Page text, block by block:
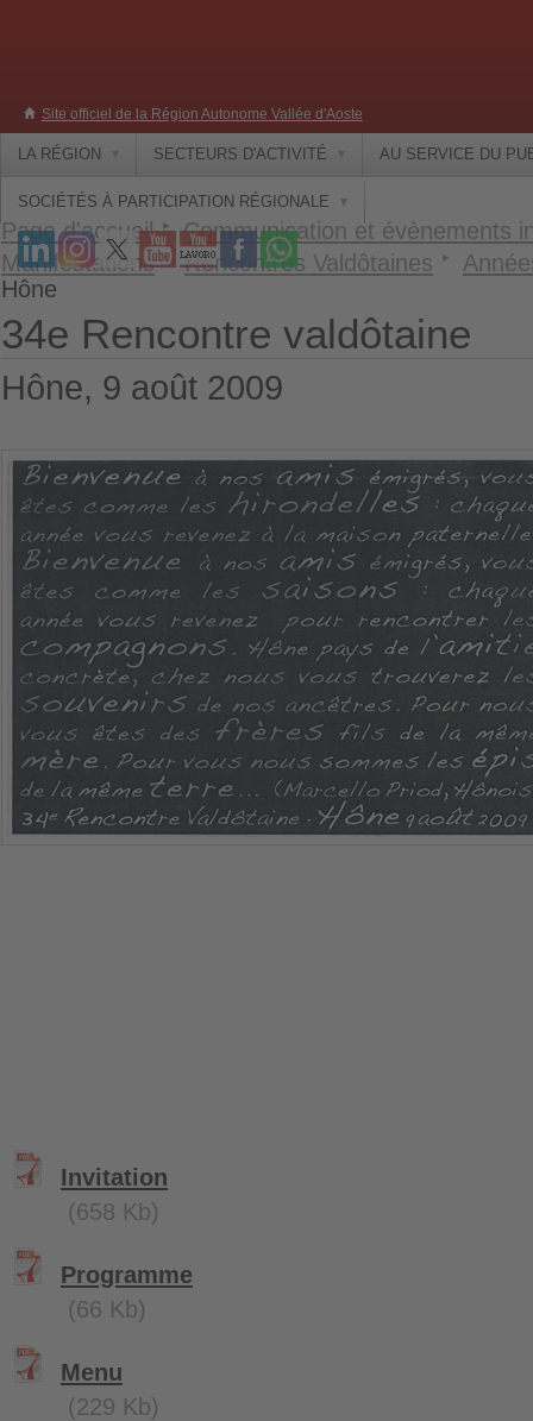
Site officiel de la Région Autonome Vallée d'Aoste
LA RÉGION SECTEURS D'ACTIVITÉ AU SERVICE DU
SOCIÉTÉS À PARTICIPATION RÉGIONALE
Page d'accueil
Communication et évènements
Manifestations
Rencontres Valdôtaines
Hône
34e Rencontre valdôtaine
Hône, 9 août 2009
Invitation
(658 Kb)
Programme
(66 Kb)
Menu
(229 Kb)